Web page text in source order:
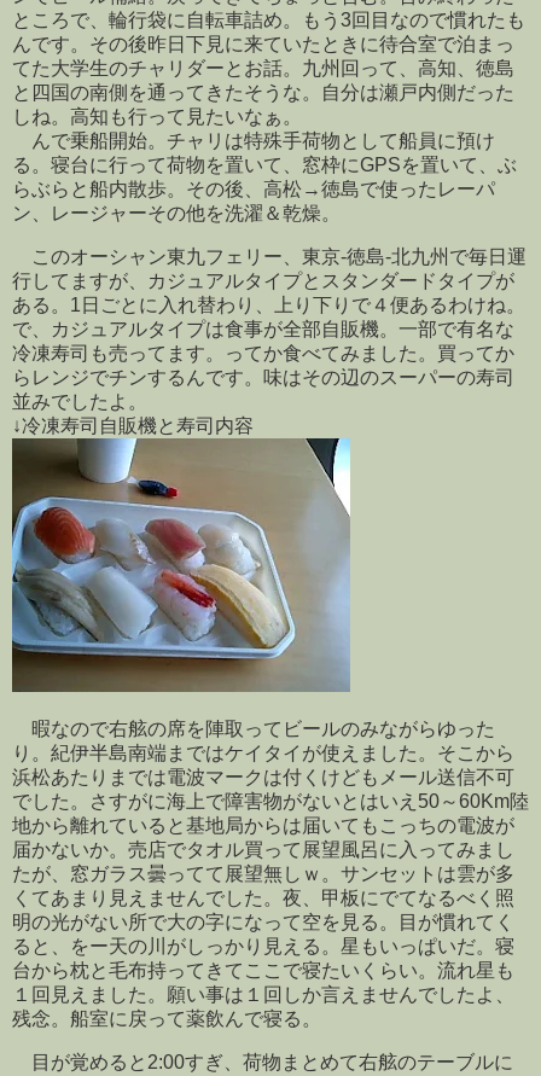
ところで、輪行袋に自転車詰め。もう3回目なので慣れたも
んです。その後昨日下見に来ていたときに待合室で泊まっ
てた大学生のチャリダーとお話。九州回って、高知、徳島
と四国の南側を通ってきたそうな。自分は瀬戸内側だった
しね。高知も行って見たいなぁ。
んで乗船開始。チャリは特殊手荷物として船員に預け
る。寝台に行って荷物を置いて、窓枠にGPSを置いて、ぶ
らぶらと船内散歩。その後、高松→徳島で使ったレーパ
ン、レージャーその他を洗濯＆乾燥。
このオーシャン東九フェリー、東京-徳島-北九州で毎日運
行してますが、カジュアルタイプとスタンダードタイプが
ある。1日ごとに入れ替わり、上り下りで４便あるわけね。
で、カジュアルタイプは食事が全部自販機。一部で有名な
冷凍寿司も売ってます。ってか食べてみました。買ってか
らレンジでチンするんです。味はその辺のスーパーの寿司
並みでしたよ。
↓冷凍寿司自販機と寿司内容
暇なので右舷の席を陣取ってビールのみながらゆった
り。紀伊半島南端まではケイタイが使えました。そこから
浜松あたりまでは電波マークは付くけどもメール送信不可
でした。さすがに海上で障害物がないとはいえ50～60Km陸
地から離れていると基地局からは届いてもこっちの電波が
届かないか。売店でタオル買って展望風呂に入ってみまし
たが、窓ガラス曇ってて展望無しｗ。サンセットは雲が多
くてあまり見えませんでした。夜、甲板にでてなるべく照
明の光がない所で大の字になって空を見る。目が慣れてく
ると、をー天の川がしっかり見える。星もいっぱいだ。寝
台から枕と毛布持ってきてここで寝たいくらい。流れ星も
１回見えました。願い事は１回しか言えませんでしたよ、
残念。船室に戻って薬飲んで寝る。
目が覚めると2:00すぎ、荷物まとめて右舷のテーブルに